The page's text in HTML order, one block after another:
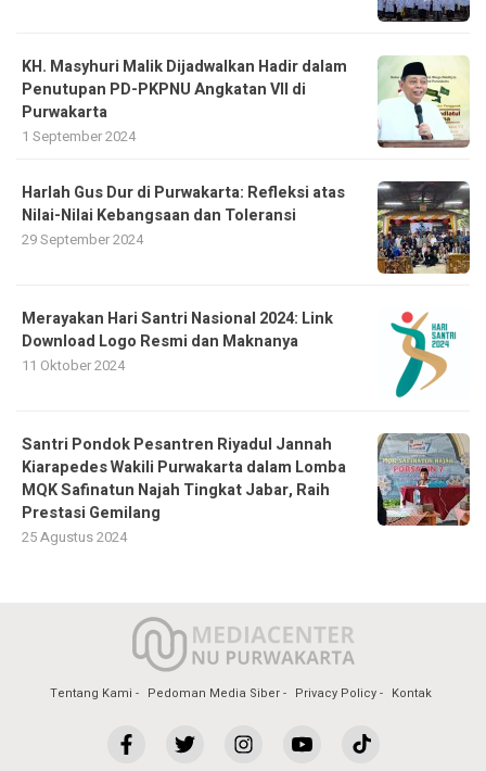
KH. Masyhuri Malik Dijadwalkan Hadir dalam
Penutupan PD-PKPNU Angkatan VII di
Purwakarta
1 September 2024
Harlah Gus Dur di Purwakarta: Refleksi atas
Nilai-Nilai Kebangsaan dan Toleransi
29 September 2024
Merayakan Hari Santri Nasional 2024: Link
Download Logo Resmi dan Maknanya
11 Oktober 2024
Santri Pondok Pesantren Riyadul Jannah
Kiarapedes Wakili Purwakarta dalam Lomba
MQK Safinatun Najah Tingkat Jabar, Raih
Prestasi Gemilang
25 Agustus 2024
Tentang Kami Pedoman Media Siber Privacy Policy Kontak